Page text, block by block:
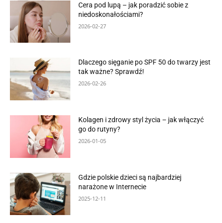
Cera pod lupą – jak poradzić sobie z
niedoskonałościami?
2026-02-27
Dlaczego sięganie po SPF 50 do twarzy jest
tak ważne? Sprawdź!
2026-02-26
Kolagen i zdrowy styl życia – jak włączyć
go do rutyny?
2026-01-05
Gdzie polskie dzieci są najbardziej
narażone w Internecie
2025-12-11